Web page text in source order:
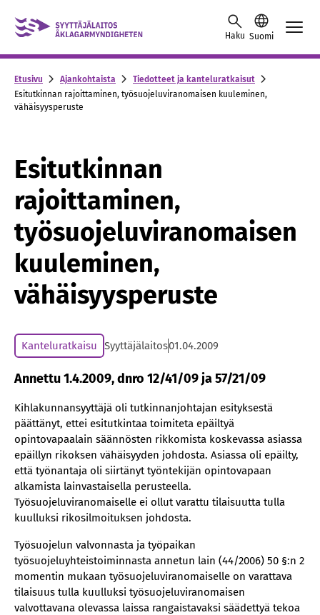
Skip to content -saavutettavuusohje
Haku Suomi
Etusivu Ajankohtaista
Tiedotteet ja kanteluratkaisut
Esitutkinnan rajoittaminen, työsuojeluviranomaisen kuuleminen,
vähäisyysperuste
Esitutkinnan
rajoittaminen,
työsuojeluviranomaisen
kuuleminen,
vähäisyysperuste
Kanteluratkaisu Syyttäjälaitos01.04.2009
Annettu 1.4.2009, dnro 12/41/09 ja 57/21/09
Kihlakunnansyyttäjä oli tutkinnanjohtajan esityksestä
päättänyt, ettei esitutkintaa toimiteta epäiltyä
opintovapaalain säännösten rikkomista koskevassa asiassa
epäillyn rikoksen vähäisyyden johdosta. Asiassa oli epäilty,
että työnantaja oli siirtänyt työntekijän opintovapaan
alkamista lainvastaisella perusteella.
Työsuojeluviranomaiselle ei ollut varattu tilaisuutta tulla
kuulluksi rikosilmoituksen johdosta.
Työsuojelun valvonnasta ja työpaikan
työsuojeluyhteistoiminnasta annetun lain (44/2006) 50 §:n 2
momentin mukaan työsuojeluviranomaiselle on varattava
tilaisuus tulla kuulluksi työsuojeluviranomaisen
valvottavana olevassa laissa rangaistavaksi säädettyä tekoa